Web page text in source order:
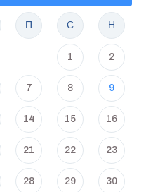
П С Н
1 2
7 8 9
14 15 16
21 22 23
28 29 30